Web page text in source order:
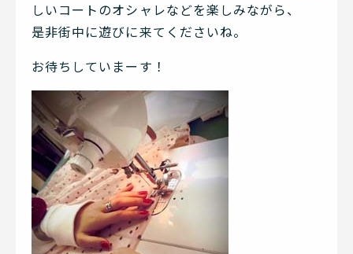
しいコートのオシャレなどを楽しみながら、
是非街中に遊びに来てくださいね。
お待ちしていまーす！